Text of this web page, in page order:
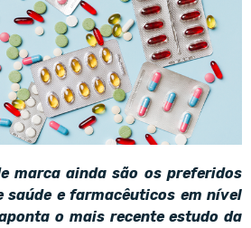
marca ainda são os preferidos
saúde e farmacêuticos em nível
o mais recente estudo da